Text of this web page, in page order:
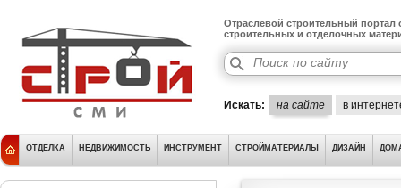
Отраслевой строительный портал
строительных и отделочных
Искать: на сайте в
ОТДЕЛКА НЕДВИЖИМОСТЬ ИНСТРУМЕНТ СТРОЙМАТЕРИАЛЫ ДИЗАЙН